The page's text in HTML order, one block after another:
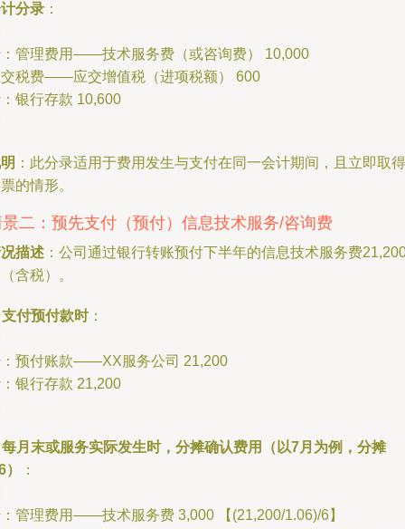
分录 ：
管理费用——技术服务费（或咨询费） 10,000
税费——应交增值税（进项税额） 600
银行存款 10,600
：此分录适用于费用发生与支付在同一会计期间，且立即取得
的情形。
二：预先支付（预付）信息技术服务/咨询费
描述 ：公司通过银行转账预付下半年的信息技术服务费
含税）。
支付预付款时：
预付账款——XX服务公司 21,200
银行存款 21,200
每月末或服务实际发生时，分摊确认费用（以7月为例，分摊
：
管理费用——技术服务费 3,000 【(21,200/1.06)/6】